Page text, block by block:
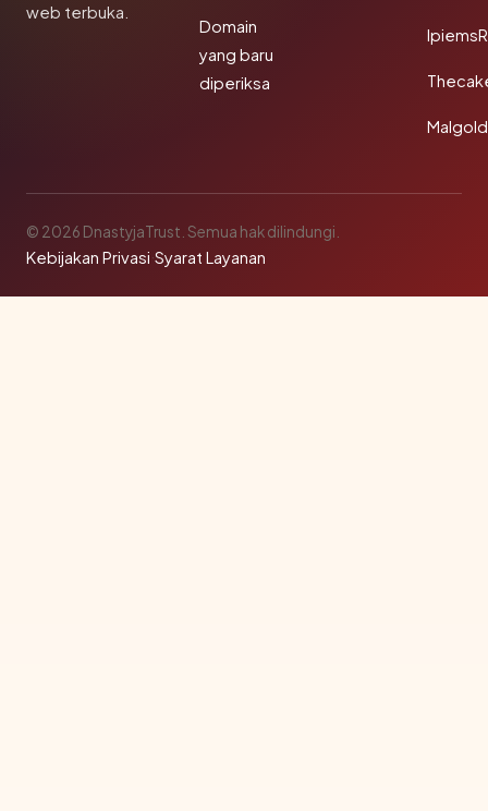
web terbuka.
Domain
yang baru
diperiksa
© 2026 DnastyjaTrust. Semua hak dilindungi.
Kebijakan Privasi·Syarat Layanan